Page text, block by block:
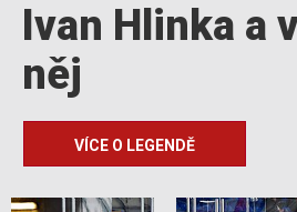
Ivan Hlinka a
něj
VÍCE O LEGENDĚ